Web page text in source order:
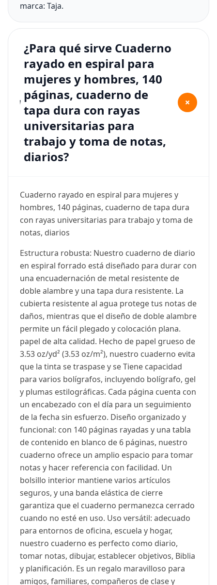
marca: Taja.
¿Para qué sirve Cuaderno
rayado en espiral para
mujeres y hombres, 140
páginas, cuaderno de
tapa dura con rayas
universitarias para
trabajo y toma de notas,
diarios?
+
Cuaderno rayado en espiral para mujeres y
hombres, 140 páginas, cuaderno de tapa dura
con rayas universitarias para trabajo y toma de
notas, diarios
Estructura robusta: Nuestro cuaderno de diario
en espiral forrado está diseñado para durar con
una encuadernación de metal resistente de
doble alambre y una tapa dura resistente. La
cubierta resistente al agua protege tus notas de
daños, mientras que el diseño de doble alambre
permite un fácil plegado y colocación plana.
papel de alta calidad. Hecho de papel grueso de
3.53 oz/yd² (3.53 oz/m²), nuestro cuaderno evita
que la tinta se traspase y se Tiene capacidad
para varios bolígrafos, incluyendo bolígrafo, gel
y plumas estilográficas. Cada página cuenta con
un encabezado con el día para un seguimiento
de la fecha sin esfuerzo. Diseño organizado y
funcional: con 140 páginas rayadas y una tabla
de contenido en blanco de 6 páginas, nuestro
cuaderno ofrece un amplio espacio para tomar
notas y hacer referencia con facilidad. Un
bolsillo interior mantiene varios artículos
seguros, y una banda elástica de cierre
garantiza que el cuaderno permanezca cerrado
cuando no esté en uso. Uso versátil: adecuado
para entornos de oficina, escuela y hogar,
nuestro cuaderno es perfecto como diario,
tomar notas, dibujar, establecer objetivos, Biblia
y planificación. Es un regalo maravilloso para
amigos, familiares, compañeros de clase y